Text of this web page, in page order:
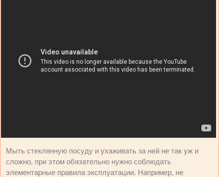
Мыть стеклянную посуду и ухаживать за ней не так уж и
сложно, при этом обязательно нужно соблюдать
элементарные правила эксплуатации. Например, не